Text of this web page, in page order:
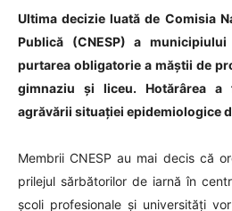
Ultima decizie luată de Comisia
Publică (CNESP) a
purtarea obligatorie a măștii de
gimnaziu și liceu. Hotărârea
agrăvării situației epidemiologice
Membrii CNESP au mai decis că
prilejul sărbătorilor de iarnă în
școli profesionale și universități